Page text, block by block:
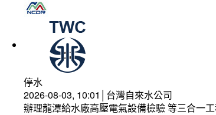
停水
2026-08-03, 10:01│台灣自來水公司
辦理龍潭給水廠高壓電氣設備檢驗 等三合一